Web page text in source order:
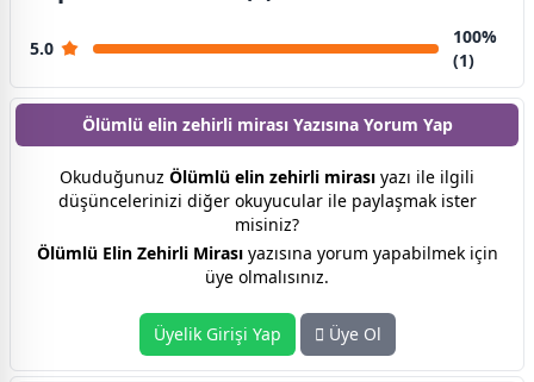
5.0
100%
(1)
Ölümlü elin zehirli mirası Yazısına Yorum Yap
Okuduğunuz Ölümlü elin zehirli mirası yazı ile ilgili
düşüncelerinizi diğer okuyucular ile paylaşmak ister
misiniz?
Ölümlü Elin Zehirli Mirasıyazısına yorum yapabilmek için
üye olmalısınız.
Üyelik Girişi Yap Üye Ol